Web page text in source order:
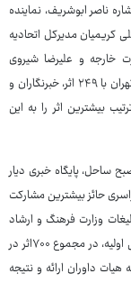
ناصر ابوشریف، نماینده
کریمیان مدیرکل اتحادیه
خارجه و علیرضا شیروی
مدیرکل رسانه‌های خارجی حضور داشتند. صرف‌نظر از استان تهران با ۲۴۹ اثر، خبرنگاران و
بیشترین اثر را به این
ساحل، پایگاه خبری دیار
حائز بیشترین مشارکت
وزارت فرهنگ و ارشاد
اسلامی تجلیل می‌شوند. پس از انجام فرآیند ارزیابی و پالایش اولیه، در مجموع ۷۰۰اثر در
به هیات داوران ارائه و نتیجه